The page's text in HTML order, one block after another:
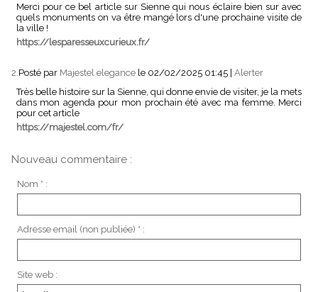
Merci pour ce bel article sur Sienne qui nous éclaire bien sur avec
quels monuments on va être mangé lors d'une prochaine visite de
la ville !
https://lesparesseuxcurieux.fr/
2.Posté par Majestel elegance le 02/02/2025 01:45 Alerter
Très belle histoire sur la Sienne, qui donne envie de visiter, je la mets
dans mon agenda pour mon prochain été avec ma femme. Merci
pour cet article
https://majestel.com/fr/
Nouveau commentaire :
Nom * :
Adresse email (non publiée) * :
Site web :